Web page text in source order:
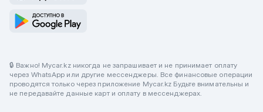
🔒 Важно! Mycar.kz никогда не запрашивает и не принимает оплату
через WhatsApp или другие мессенджеры. Все финансовые операции
проводятся только через приложение Mycar.kz Будьте внимательны и
не передавайте данные карт и оплату в мессенджерах.